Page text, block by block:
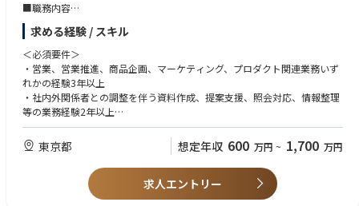
■職務内容
1．自社運用プロダクトに関する海外現法及びSMBCとの協働によるマーケ
ティング推進
2．マーケティング戦略の立案・実行・改善（PDCA）
3．本邦大手機関投資家に対するカスタマイズ運用提案・エグゼキューシ
ョン
4．提案資料、説明資料、その他マーケティングツールの整備
5．グループ企業及び営業部門の投資家向けプロモーション支援
7．DDQ等への対応にあたり、海外現法等と連携した情報整理
8．運用レポート対応、各種資料作成支援
9．競合他社、投資家動向、市場情報等の収集・分析
10．自社運用戦略に関する各種施策・検討への関与
11．上記に付随する各種業務
求める経験 / スキル
＜必須要件＞
・営業、営業推進、商品企画、マーケティング、プロダクト関連業務いず
れかの経験3年以上
・社内外関係者との調整を伴う資料作成、提案支援、照会対応、情報整理
等の業務経験2年以上
・金融商品または資産運用業務への関心を持ち、新規領域の業務習得・推
進に取り組んだ経験1年以上
・PowerPoint、Excel、Wordを用いた資料作成能力
＜望ましい要件＞
1．営業、営業推進、商品企画、マーケティング、プロダクト関連業務の
東京都 想定年収 600 万円 ~ 1,700 万円
求人エントリー